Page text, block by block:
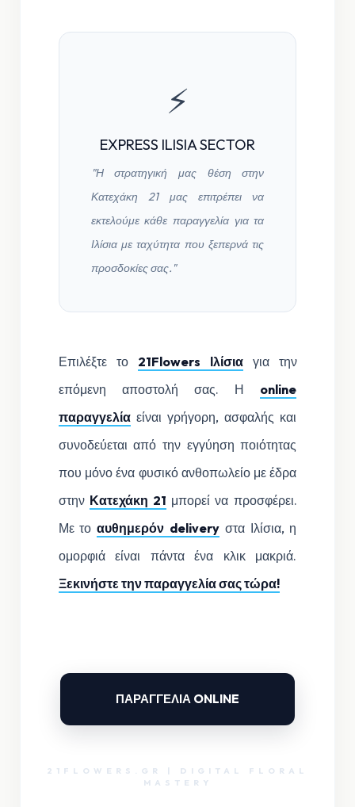
⚡
EXPRESS ILISIA SECTOR
"Η στρατηγική μας θέση στην
Κατεχάκη 21 μας επιτρέπει να
εκτελούμε κάθε παραγγελία για τα
Ιλίσια με ταχύτητα που ξεπερνά τις
προσδοκίες σας."
Επιλέξτε το 21Flowers Ιλίσιαγια την
επόμενη αποστολή σας. Η online
παραγγελίαείναι γρήγορη, ασφαλής και
συνοδεύεται από την εγγύηση ποιότητας
που μόνο ένα φυσικό ανθοπωλείο με έδρα
στην Κατεχάκη 21 μπορεί να προσφέρει.
Με τοαυθημερόν delivery στα Ιλίσια, η
ομορφιά είναι πάντα ένα κλικ μακριά.
Ξεκινήστε την παραγγελία σας τώρα!
ΠΑΡΑΓΓΕΛΙΑ ONLINE
21FLOWERS.GR | DIGITAL FLORAL
MASTERY